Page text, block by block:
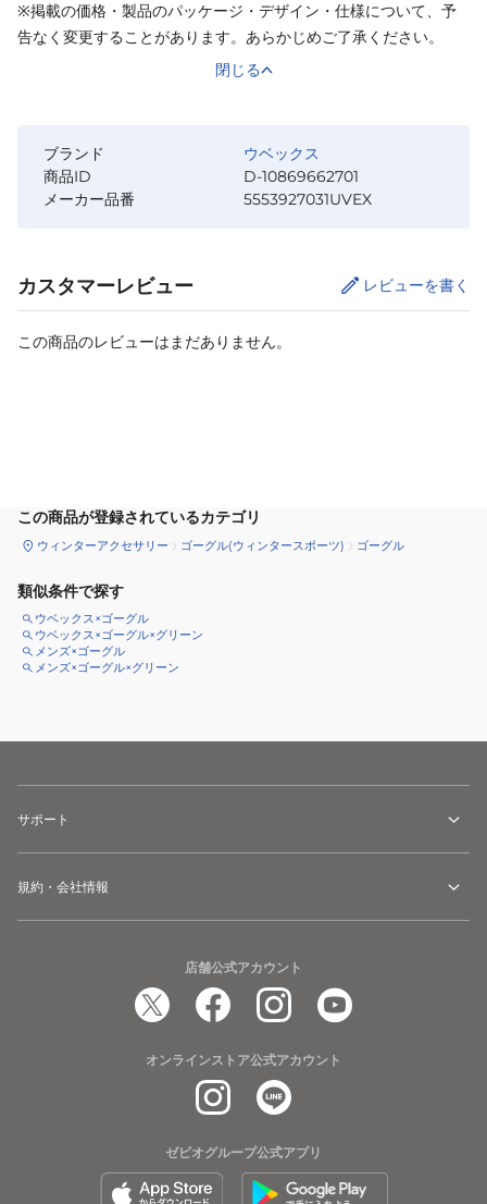
※掲載の価格・製品のパッケージ・デザイン・仕様について、予
告なく変更することがあります。あらかじめご了承ください。
閉じる
ブランド
ウベックス
商品ID
D-10869662701
メーカー品番
5553927031UVEX
カスタマーレビュー レビューを書く
この商品のレビューはまだありません。
この商品が登録されているカテゴリ
ウィンターアクセサリー ゴーグル(ウィンタースポーツ) ゴーグル
類似条件で探す
ウベックス×ゴーグル
ウベックス×ゴーグル×グリーン
メンズ×ゴーグル
メンズ×ゴーグル×グリーン
サポート
規約・会社情報
店舗公式アカウント
オンラインストア公式アカウント
ゼビオグループ公式アプリ